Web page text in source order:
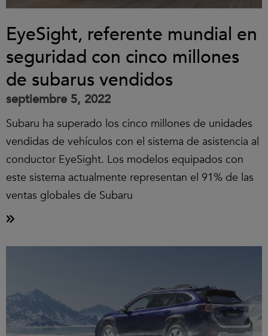
EyeSight, referente mundial en
seguridad con cinco millones
de subarus vendidos
septiembre 5, 2022
Subaru ha superado los cinco millones de unidades
vendidas de vehículos con el sistema de asistencia al
conductor EyeSight. Los modelos equipados con
este sistema actualmente representan el 91% de las
ventas globales de Subaru